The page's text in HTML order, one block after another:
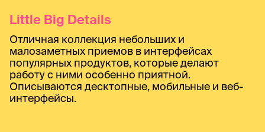
Little Big Details
Отличная коллекция небольших и
малозаметных приемов в интерфейсах
популярных продуктов, которые делают
работу с ними особенно приятной.
Описываются десктопные, мобильные и веб-
интерфейсы.